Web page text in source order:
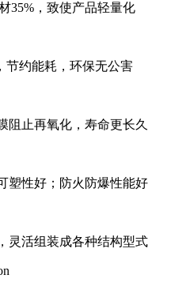
35%，致使产品轻量化
节约能耗，环保无公害
阻止再氧化，寿命更长久
塑性好；防火防爆性能好
灵活组装成各种结构型式